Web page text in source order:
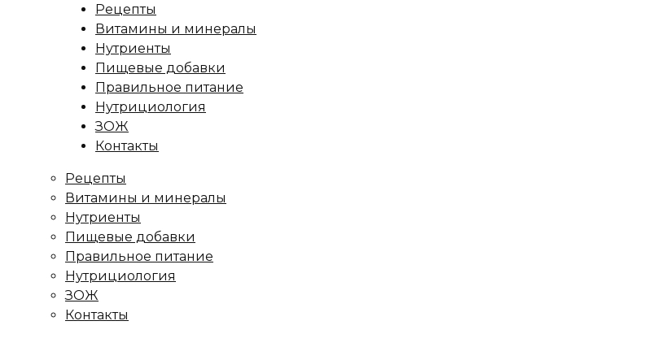
Рецепты
Витамины и минералы
Нутриенты
Пищевые добавки
Правильное питание
Нутрициология
ЗОЖ
Контакты
Рецепты
Витамины и минералы
Нутриенты
Пищевые добавки
Правильное питание
Нутрициология
ЗОЖ
Контакты